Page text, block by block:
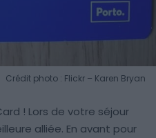
Crédit photo : Flickr – Karen Bryan
! Lors de votre séjour
alliée. En avant pour